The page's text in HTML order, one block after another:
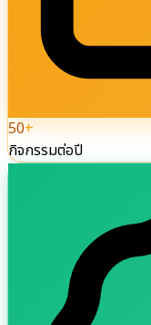
50+
กิจกรรมต่อปี